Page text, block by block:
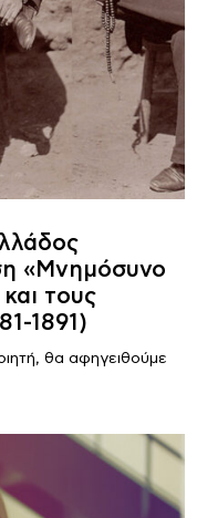
«Μνημόσυνο
τους
1891)
θα αφηγειθούμε